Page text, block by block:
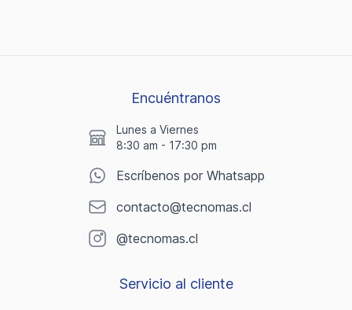
Encuéntranos
Lunes a Viernes
8:30 am - 17:30 pm
Escríbenos por Whatsapp
contacto@tecnomas.cl
@tecnomas.cl
Servicio al cliente